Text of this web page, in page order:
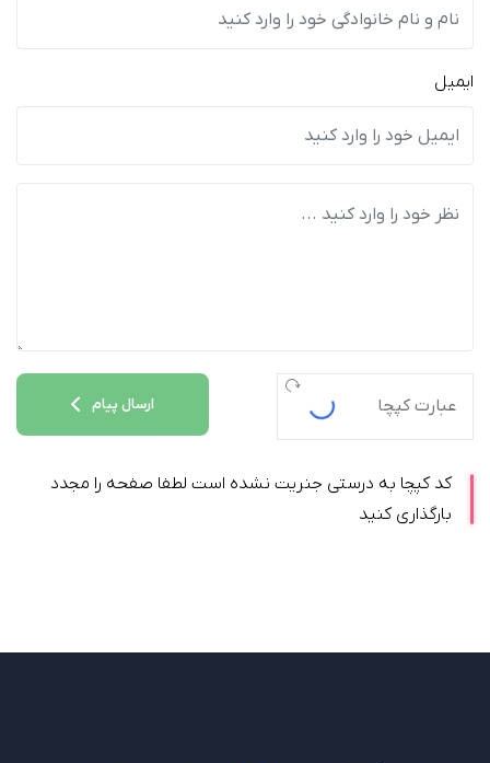
ایمیل
ارسال پیام
کد کپچا به درستی جنریت نشده است لطفا صفحه را مجدد
بارگذاری کنید